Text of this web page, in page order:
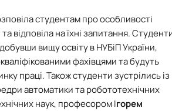
студентам про особливості
відповіла на їхні запитання.
вищу освіту в НУБіП України,
фахівцями та будуть
праці. Також студенти зустрілись із
автоматики та робототехнічних
наук, професором Ігорем